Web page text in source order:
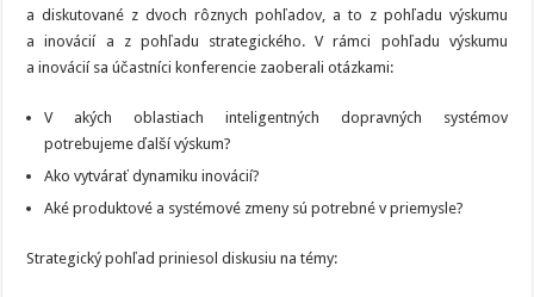
a diskutované z dvoch rôznych pohľadov, a to z pohľadu výskumu
a inovácií a z pohľadu strategického. V rámci pohľadu výskumu
a inovácií sa účastníci konferencie zaoberali otázkami:
V akých oblastiach inteligentných dopravných systémov
potrebujeme ďalší výskum?
Ako vytvárať dynamiku inovácií?
Aké produktové a systémové zmeny sú potrebné v priemysle?
Strategický pohľad priniesol diskusiu na témy: